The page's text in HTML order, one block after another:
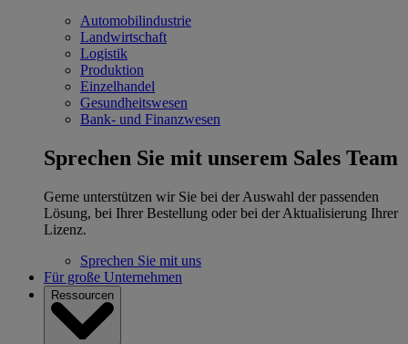
Automobilindustrie
Landwirtschaft
Logistik
Produktion
Einzelhandel
Gesundheitswesen
Bank- und Finanzwesen
Sprechen Sie mit unserem Sales Team
Gerne unterstützen wir Sie bei der Auswahl der passenden
Lösung, bei Ihrer Bestellung oder bei der Aktualisierung Ihrer
Lizenz.
Sprechen Sie mit uns
Für große Unternehmen
Ressourcen